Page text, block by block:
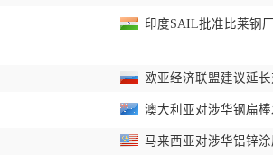
印度SAIL批准比莱钢
欧亚经济联盟建议延
澳大利亚对涉华钢扁
马来西亚对涉华铝锌